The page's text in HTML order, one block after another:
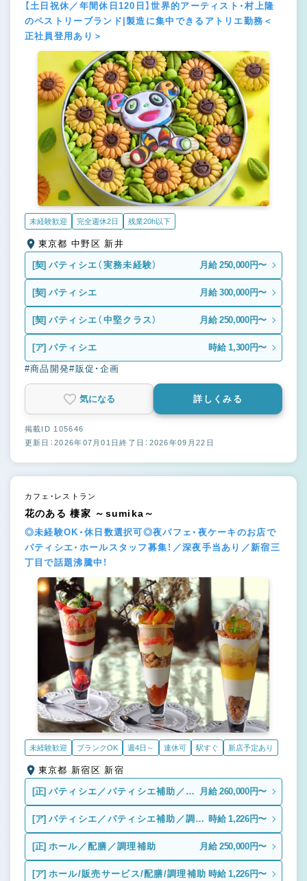
【土日祝休／年間休日120日】世界的アーティスト・村上隆
のペストリーブランド|製造に集中できるアトリエ勤務＜
正社員登用あり＞
未経験歓迎 完全週休2日 残業20h以下
東京都 中野区 新井
[契] パティシエ（実務未経験） 月給 250,000円〜
[契] パティシエ 月給 300,000円〜
[契] パティシエ（中堅クラス） 月給 250,000円〜
[ア] パティシエ 時給 1,300円〜
#商品開発#販促・企画
気になる 詳しくみる
掲載ID 105646
更新日：2026年07月01日終了日：2026年09月22日
カフェ・レストラン
花のある 棲家 ～sumika～
◎未経験OK・休日数選択可◎夜パフェ・夜ケーキのお店で
パティシエ・ホールスタッフ募集！／深夜手当あり／新宿三
丁目で話題沸騰中！
未経験歓迎 ブランクOK 週4日～ 連休可 駅すぐ 新店予定あり
東京都 新宿区 新宿
[正] パティシエ／パティシエ補助／調
理補助
月給 260,000円〜
[ア] パティシエ／パティシエ補助／調理
補助
時給 1,226円〜
[正] ホール／配膳／調理補助 月給 250,000円〜
[ア] ホール/販売サービス/配膳/調理補助 時給 1,226円〜